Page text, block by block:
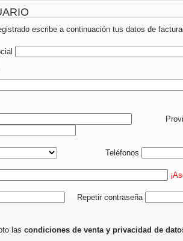
escribe a continuación tus datos de
Teléfonos
Repetir contraseña
las condiciones de venta y privacidad de